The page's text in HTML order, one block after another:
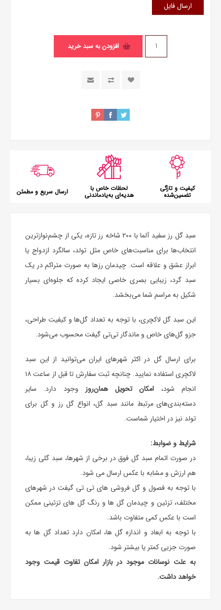
ارسال فایل
افزودن به سبد خرید
کیفیت و تازگی
تضمین‌شده
لحظات خاص با
هدیه‌ای به‌یادماندنی ارسال سریع و مطمئن
سبد گل
رز سفید آلما با ۲۰۰ شاخه رز تازه، یکی از چشم‌نوازترین
انتخاب‌ها برای مناسبت‌های خاص مثل تولد، سالگرد ازدواج یا
ابراز عشق و علاقه است. چیدمان رزها به صورت متراکم در یک
سبد گرد، زیبایی بصری خاصی ایجاد کرده که جلوه‌ای بسیار
شکیل به مراسم شما می‌بخشد.
این سبد گل لاکچری، با توجه به تعداد گل‌ها و کیفیت طراحی،
جزو گل‌های خاص و ماندگار تی‌تی گیفت محسوب می‌شود.
برای ارسال گل در اکثر شهرهای ایران می‌توانید از این سبد
لاکچری استفاده نمایید. چنانچه ثبت سفارش تا قبل از ساعت ۱۸
انجام شود، امکان تحویل همان‌روز وجود دارد. سایر
دسته‌بندی‌های مرتبط مانند سبد گل، انواع گل رز وگل برای
تولد نیز در اختیار شماست.
شرایط و ضوابط:
در صورت اتمام سبد گل فوق در برخی از شهرها، سبد گلی زیبا،
هم ارزش و مشابه با عکس ارسال می شود.
با توجه به فصول و گل فروشی های تی تی گیفت در شهرهای
مختلف، تزئین و چیدمان گل ها و رنگ گل های تزئینی ممکن
است با عکس کمی متفاوت باشد.
با توجه به ابعاد و اندازه گل ها، امکان دارد تعداد گل ها به
صورت جزیی کمتر یا بیشتر شود.
به علت نوسانات موجود در بازار امکان تفاوت قیمت وجود
خواهد داشت.